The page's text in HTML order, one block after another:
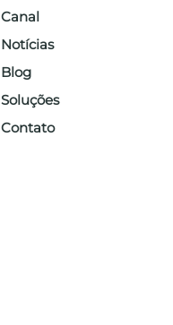
Canal
Notícias
Blog
Soluções
Contato